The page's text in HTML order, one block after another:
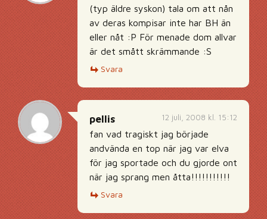
(typ äldre syskon) tala om att nån
av deras kompisar inte har BH än
eller nåt :P För menade dom allvar
är det smått skrämmande :S
Svara
12 juli, 2008 kl. 15:12
pellis
fan vad tragiskt jag började
andvända en top när jag var elva
för jag sportade och du gjorde ont
när jag sprang men åtta!!!!!!!!!!!
Svara